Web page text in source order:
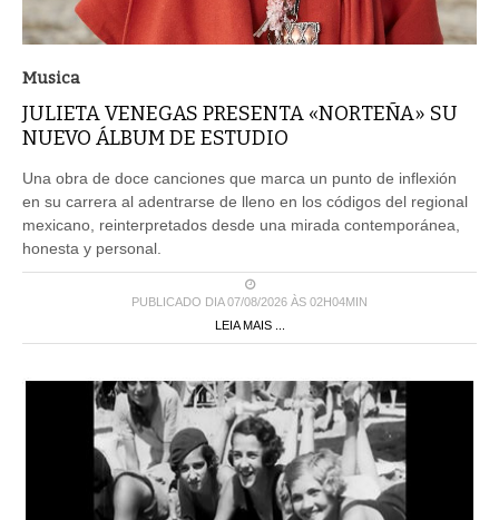
Musica
JULIETA VENEGAS PRESENTA «NORTEÑA» SU
NUEVO ÁLBUM DE ESTUDIO
Una obra de doce canciones que marca un punto de inflexión
en su carrera al adentrarse de lleno en los códigos del regional
mexicano, reinterpretados desde una mirada contemporánea,
honesta y personal.
PUBLICADO DIA 07/08/2026 ÀS 02H04MIN
LEIA MAIS ...